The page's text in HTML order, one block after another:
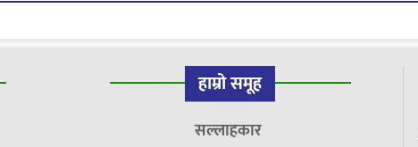
हाम्रो समूह
सल्लाहकार